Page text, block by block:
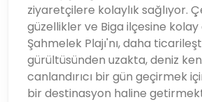
ziyaretçilere kolaylık sağlıyor.
güzellikler ve Biga ilçesine kolay
Şahmelek Plajı'nı, daha
gürültüsünden uzakta, deniz
canlandırıcı bir gün geçirmek
bir destinasyon haline